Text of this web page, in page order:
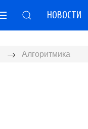
НОВОСТИ
Алгоритмика